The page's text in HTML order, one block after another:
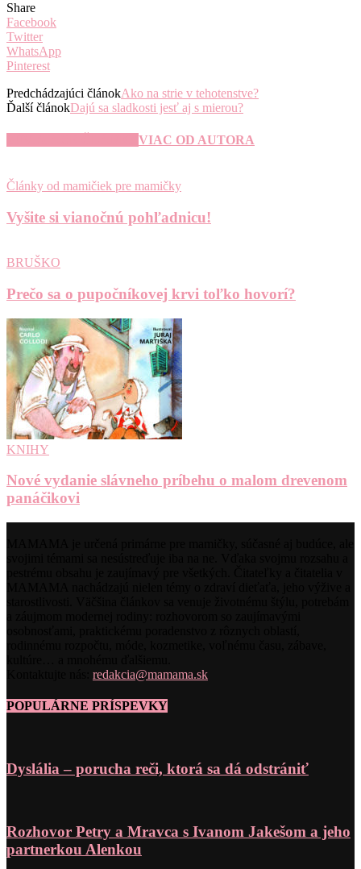
Share
Facebook
Twitter
WhatsApp
Pinterest
Predchádzajúci článokAko na strie v tehotenstve?
Ďalší článokDajú sa sladkosti jesť aj s mierou?
VIAC OD AUTORA
Články od mamičiek pre mamičky
Vyšite si vianočnú pohľadnicu!
BRUŠKO
Prečo sa o pupočníkovej krvi toľko hovorí?
KNIHY
Nové vydanie slávneho príbehu o malom drevenom
panáčikovi
redakcia@mamama.sk
POPULÁRNE PRÍSPEVKY
Dyslália – porucha reči, ktorá sa dá odstrániť
Rozhovor Petry a Mravca s Ivanom Jakešom a jeho
partnerkou Alenkou